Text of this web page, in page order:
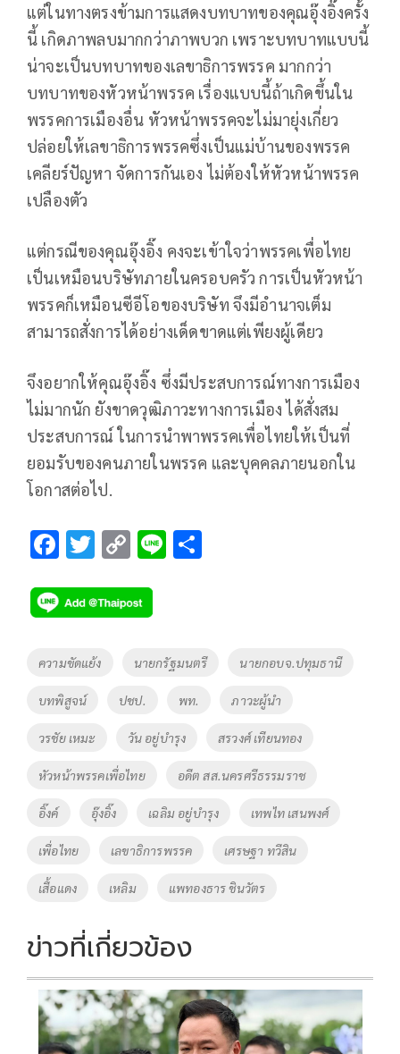
แต่ในทางตรงข้ามการแสดงบทบาทของคุณอุ๊งอิ๊งครั้ง
นี้ เกิดภาพลบมากกว่าภาพบวก เพราะบทบาทแบบนี้
น่าจะเป็นบทบาทของเลขาธิการพรรค มากกว่า
บทบาทของหัวหน้าพรรค เรื่องแบบนี้ถ้าเกิดขึ้นใน
พรรคการเมืองอื่น หัวหน้าพรรคจะไม่มายุ่งเกี่ยว
ปล่อยให้เลขาธิการพรรคซึ่งเป็นแม่บ้านของพรรค
เคลียร์ปัญหา จัดการกันเอง ไม่ต้องให้หัวหน้าพรรค
เปลืองตัว
แต่กรณีของคุณอุ๊งอิ๊ง คงจะเข้าใจว่าพรรคเพื่อไทย
เป็นเหมือนบริษัทภายในครอบครัว การเป็นหัวหน้า
พรรคก็เหมือนซีอีโอของบริษัท จึงมีอำนาจเต็ม
สามารถสั่งการได้อย่างเด็ดขาดแต่เพียงผู้เดียว
จึงอยากให้คุณอุ๊งอิ๊ง ซึ่งมีประสบการณ์ทางการเมือง
ไม่มากนัก ยังขาดวุฒิภาวะทางการเมือง ได้สั่งสม
ประสบการณ์ ในการนำพาพรรคเพื่อไทยให้เป็นที่
ยอมรับของคนภายในพรรค และบุคคลภายนอกใน
โอกาสต่อไป.
F
e
b
o
o
k
T
tt
er
C
p
y
Li
n
k
Li
Tags
ความขัดแย้ง นายกรัฐมนตรี นายกอบจ.ปทุมธานี
บทพิสูจน์ ปชป. พท. ภาวะผู้นำ
วรชัย เหมะ วัน อยู่บำรุง สรวงศ์ เทียนทอง
หัวหน้าพรรคเพื่อไทย อดีต สส.นครศรีธรรมราช
อิ๊งค์ อุ๊งอิ๊ง เฉลิม อยู่บำรุง เทพไท เสนพงศ์
เพื่อไทย เลขาธิการพรรค เศรษฐา ทวีสิน
เสื้อแดง เหลิม แพทองธาร ชินวัตร
ข่าวที่เกี่ยวข้อง